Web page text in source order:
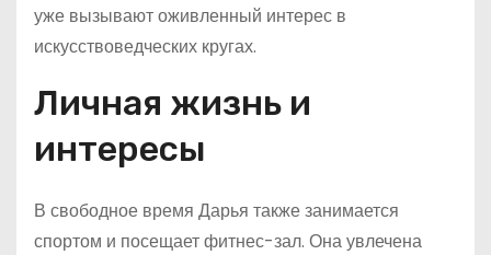
уже вызывают оживленный интерес в
искусствоведческих кругах.
Личная жизнь и
интересы
В свободное время Дарья также занимается
спортом и посещает фитнес-зал. Она увлечена